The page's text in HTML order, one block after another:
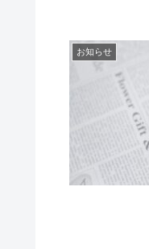
お知らせ